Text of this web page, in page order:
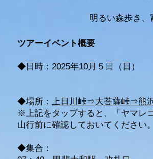
明るい森歩き、
ツアーイベント概要
​◆日時：2025年10月５日（日）
◆場所： 上日川峠⇒大菩薩峠⇒熊
​※上記をタップすると、「ヤマレ
​山行前に確認しておいてください。
◆集合：